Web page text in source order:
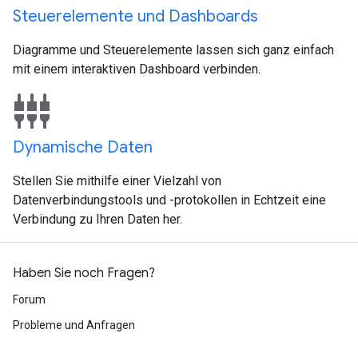
Steuerelemente und Dashboards
Diagramme und Steuerelemente lassen sich ganz einfach
mit einem interaktiven Dashboard verbinden.
settings_input_component
Dynamische Daten
Stellen Sie mithilfe einer Vielzahl von
Datenverbindungstools und -protokollen in Echtzeit eine
Verbindung zu Ihren Daten her.
Haben Sie noch Fragen?
Forum
Probleme und Anfragen